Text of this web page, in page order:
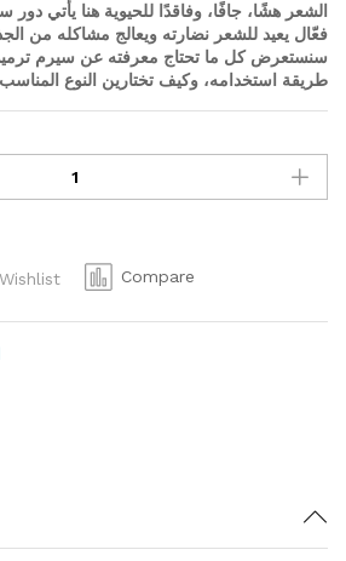
الشعر هشًا، جافًا، وفاقدًا للحيوية هنا يأتي
فعّال يعيد للشعر نضارته ويعالج مشاكله من
سنستعرض كل ما تحتاج معرفته عن سيرم ترميم
طريقة استخدامه، وكيف تختارين النوع
Wishlist Compare